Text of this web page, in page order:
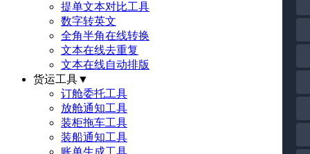
提单文本对比工具
数字转英文
全角半角在线转换
文本在线去重复
文本在线自动排版
货运工具▼
订舱委托工具
放舱通知工具
装柜拖车工具
装船通知工具
账单生成工具